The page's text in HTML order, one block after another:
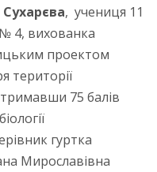
, учениця 11
4, вихованка
проектом
території
75 балів
гуртка
Мирославівна